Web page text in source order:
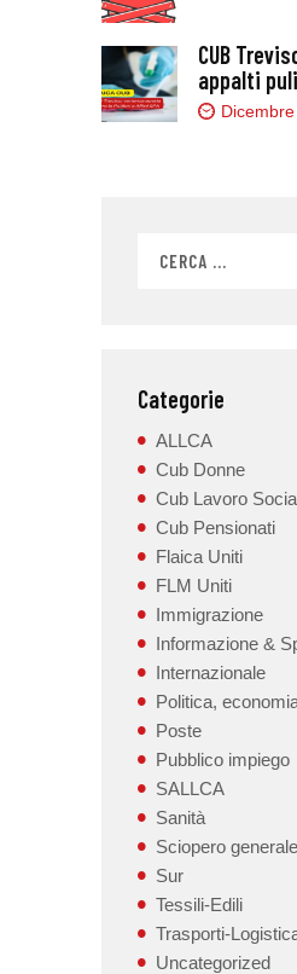
CUB
appalti
Categorie
ALLCA
Cub Donne
Cub Lavoro
Cub Pensionati
Flaica Uniti
FLM Uniti
Immigrazione
Informazione &
Internazionale
Politica,
Poste
Pubblico impiego
SALLCA
Sanità
Sciopero generale
Sur
Tessili-Edili
Trasporti-
Uncategorized